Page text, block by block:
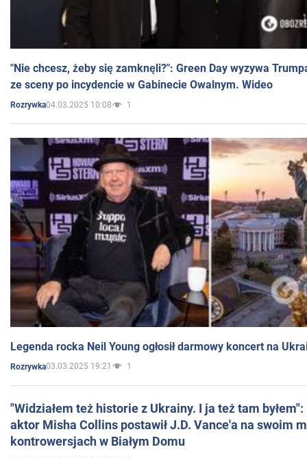
"Nie chcesz, żeby się zamknęli?": Green Day wyzywa
ze sceny po incydencie w Gabinecie Owalnym. Wideo
Rozrywka04.03.2025 10:08 1
Legenda rocka Neil Young ogłosił darmowy koncert na
Rozrywka03.03.2025 19:21 1
"Widziałem też historie z Ukrainy. I ja też tam
aktor Misha Collins postawił J.D. Vance'a na swoim
kontrowersjach w Białym Domu